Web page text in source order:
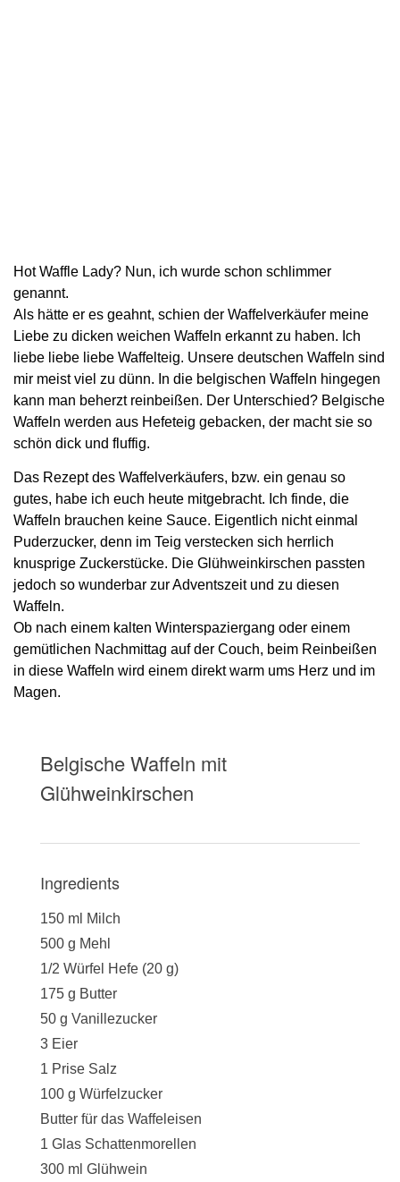
Hot Waffle Lady? Nun, ich wurde schon schlimmer
genannt.
Als hätte er es geahnt, schien der Waffelverkäufer meine
Liebe zu dicken weichen Waffeln erkannt zu haben. Ich
liebe liebe liebe Waffelteig. Unsere deutschen Waffeln sind
mir meist viel zu dünn. In die belgischen Waffeln hingegen
kann man beherzt reinbeißen. Der Unterschied? Belgische
Waffeln werden aus Hefeteig gebacken, der macht sie so
schön dick und fluffig.
Das Rezept des Waffelverkäufers, bzw. ein genau so
gutes, habe ich euch heute mitgebracht. Ich finde, die
Waffeln brauchen keine Sauce. Eigentlich nicht einmal
Puderzucker, denn im Teig verstecken sich herrlich
knusprige Zuckerstücke. Die Glühweinkirschen passten
jedoch so wunderbar zur Adventszeit und zu diesen
Waffeln.
Ob nach einem kalten Winterspaziergang oder einem
gemütlichen Nachmittag auf der Couch, beim Reinbeißen
in diese Waffeln wird einem direkt warm ums Herz und im
Magen.
Belgische Waffeln mit
Glühweinkirschen
Ingredients
150 ml Milch
500 g Mehl
1/2 Würfel Hefe (20 g)
175 g Butter
50 g Vanillezucker
3 Eier
1 Prise Salz
100 g Würfelzucker
Butter für das Waffeleisen
1 Glas Schattenmorellen
300 ml Glühwein